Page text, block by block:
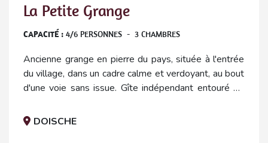
La Petite Grange
CAPACITÉ : 4/6 PERSONNES - 3 CHAMBRES
Ancienne grange en pierre du pays, située à l'entrée
du village, dans un cadre calme et verdoyant, au bout
d'une voie sans issue. Gîte indépendant entouré de
DOISCHE